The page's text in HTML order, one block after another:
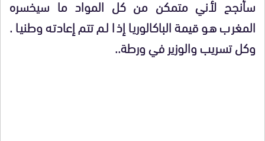
سأنجح لأني متمكن من كل المواد ما سيخسره
المغرب هو قيمة الباكالوريا إذا لم تتم إعادته وطنيا .
وكل تسريب والوزير في ورطة..